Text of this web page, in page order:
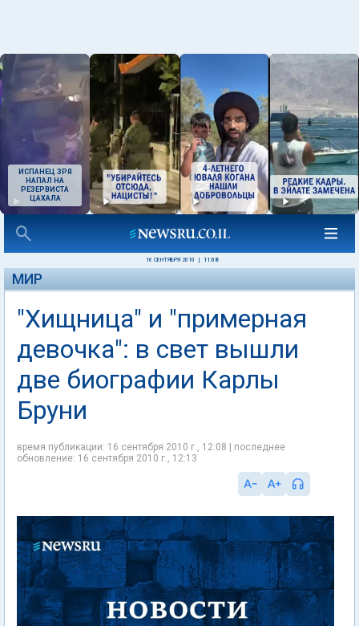
ИСПАНЕЦ ЗРЯ
НАПАЛ НА
РЕЗЕРВИСТА
ЦАХАЛА
16 СЕНТЯБРЯ 2010 11:08
МИР
"Хищница" и "примерная
девочка": в свет вышли
две биографии Карлы
Бруни
время публикации: 16 сентября 2010 г., 12:08 | последнее
обновление: 16 сентября 2010 г., 12:13